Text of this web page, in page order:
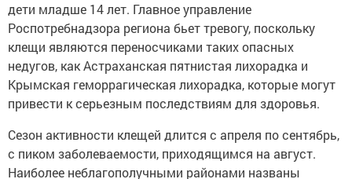
дети младше 14 лет. Главное управление
Роспотребнадзора региона бьет тревогу, поскольку
клещи являются переносчиками таких опасных
недугов, как Астраханская пятнистая лихорадка и
Крымская геморрагическая лихорадка, которые могут
привести к серьезным последствиям для здоровья.
Сезон активности клещей длится с апреля по сентябрь,
с пиком заболеваемости, приходящимся на август.
Наиболее неблагополучными районами названы